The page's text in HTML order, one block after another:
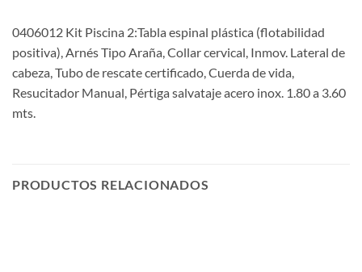
0406012 Kit Piscina 2:Tabla espinal plástica (flotabilidad
positiva), Arnés Tipo Araña, Collar cervical, Inmov. Lateral de
cabeza, Tubo de rescate certificado, Cuerda de vida,
Resucitador Manual, Pértiga salvataje acero inox. 1.80 a 3.60
mts.
PRODUCTOS RELACIONADOS